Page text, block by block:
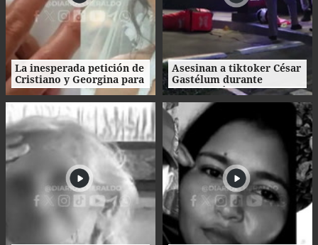
La inesperada petición de
Cristiano y Georgina para
su boda
Asesinan a tiktoker César
Gastélum durante
transmisión en vivo en
México